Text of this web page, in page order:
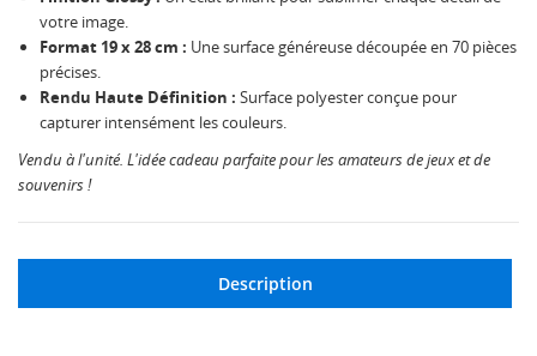
votre image.
Format 19 x 28 cm : Une surface généreuse découpée en 70 pièces
précises.
Rendu Haute Définition : Surface polyester conçue pour
capturer intensément les couleurs.
Vendu à l'unité. L'idée cadeau parfaite pour les amateurs de jeux et de
souvenirs !
Description